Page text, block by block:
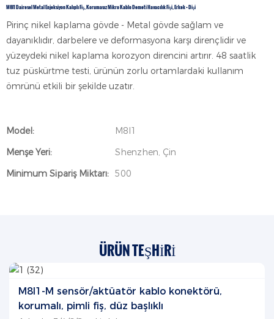
M8I1 Dairesel Metal Enjeksiyon Kalıplı Fiş, Korumasız Mikro Kablo Demeti Havacılık Fişi, Erkek + Dişi
Pirinç nikel kaplama gövde - Metal gövde sağlam ve
dayanıklıdır, darbelere ve deformasyona karşı dirençlidir ve
yüzeydeki nikel kaplama korozyon direncini artırır. 48 saatlik
tuz püskürtme testi, ürünün zorlu ortamlardaki kullanım
ömrünü etkili bir şekilde uzatır.
Model:
M8I1
Menşe Yeri:
Shenzhen, Çin
Minimum Sipariş Miktarı: 500
ÜRÜN TEŞHIRI
M8I1-M sensör/aktüatör kablo konektörü,
korumalı, pimli fiş, düz başlıklı